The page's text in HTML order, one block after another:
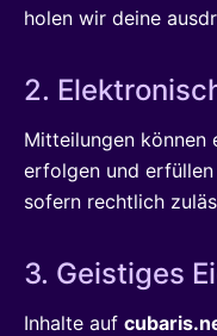
holen wir deine
2.
Mitteilungen können
erfolgen und
sofern rechtlich
3. Geistiges
Inhalte auf